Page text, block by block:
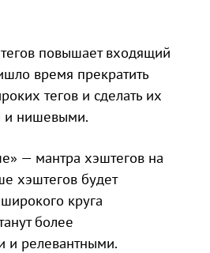
повышает входящий
время прекратить
тегов и сделать их
и нишевыми.
— мантра хэштегов на
хэштегов будет
круга
более
и релевантными.